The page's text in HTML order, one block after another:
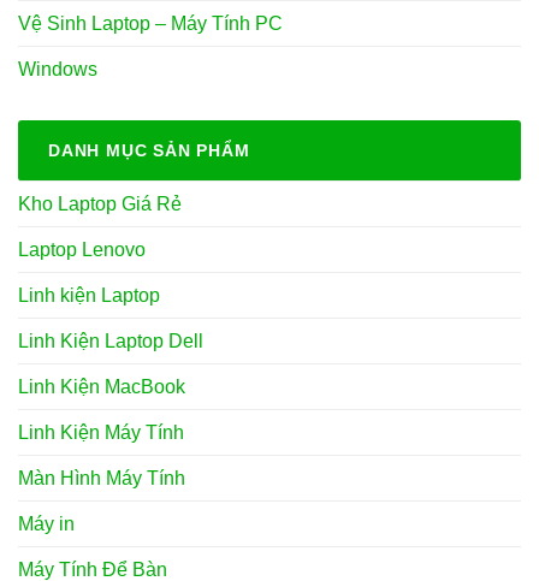
Vệ Sinh Laptop – Máy Tính PC
Windows
DANH MỤC SẢN PHẨM
Kho Laptop Giá Rẻ
Laptop Lenovo
Linh kiện Laptop
Linh Kiện Laptop Dell
Linh Kiện MacBook
Linh Kiện Máy Tính
Màn Hình Máy Tính
Máy in
Máy Tính Để Bàn